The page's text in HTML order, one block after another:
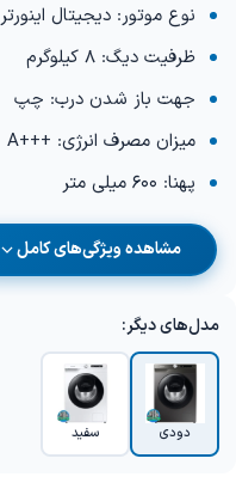
نوع موتور: دیجیتال اینورتر
ظرفیت دیگ: 8 کیلوگرم
جهت باز شدن درب: چپ
میزان مصرف انرژی: +++A
پهنا: 600 میلی متر
مشاهده ویژگی‌های کامل
مدل‌های دیگر:
دودی سفید